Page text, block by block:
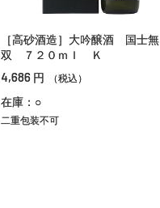
［高砂酒造］大吟醸酒 国士無
双 ７２０ｍｌ Ｋ
4,686 円 （税込）
在庫：○
二重包装不可